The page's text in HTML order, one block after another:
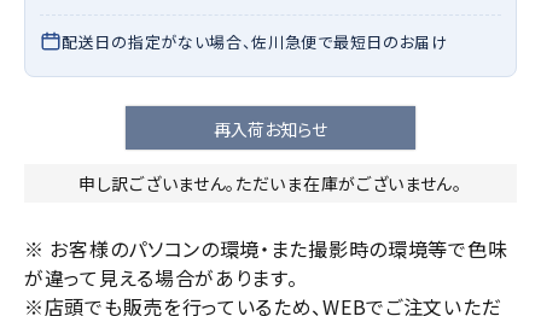
配送日の指定がない場合、佐川急便で最短日のお届け
再入荷お知らせ
申し訳ございません。ただいま在庫がございません。
※ お客様のパソコンの環境・また撮影時の環境等で色味
が違って見える場合があります。
※店頭でも販売を行っているため、WEBでご注文いただ